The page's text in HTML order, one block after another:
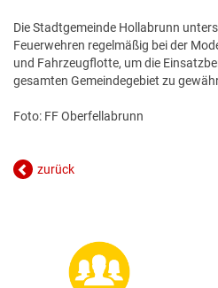
Die Stadtgemeinde Hollabrunn
Feuerwehren regelmäßig bei der
und Fahrzeugflotte, um die
gesamten Gemeindegebiet zu
Foto: FF Oberfellabrunn
zurück